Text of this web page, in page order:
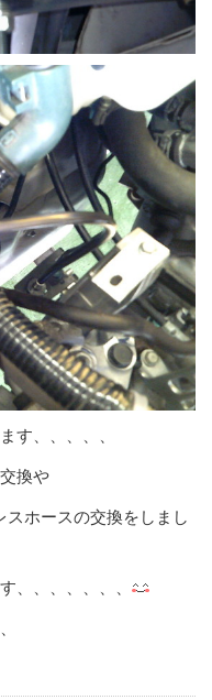
す、、、、、
換や
ホースの交換をしまし
、、、、、、、